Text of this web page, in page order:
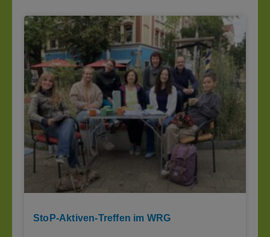
StoP-Aktiven-Treffen im WRG